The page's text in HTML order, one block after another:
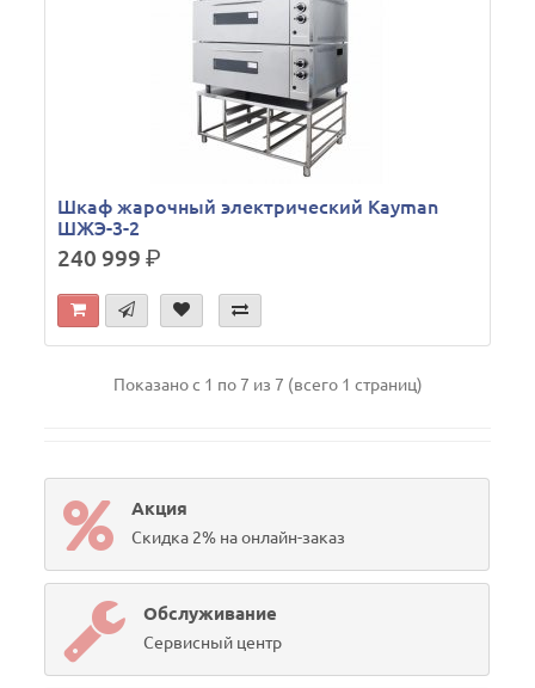
Шкаф жарочный электрический Kayman
ШЖЭ-3-2
240 999р.
Показано с 1 по 7 из 7 (всего 1 страниц)
Акция
Скидка 2% на онлайн-заказ
Обслуживание
Сервисный центр